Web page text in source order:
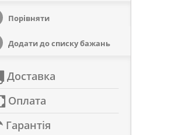
Порівняти
Додати до списку бажань
Доставка
Оплата
Гарантія